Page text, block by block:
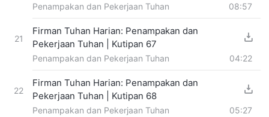
Penampakan dan Pekerjaan Tuhan 08:57
21
Firman Tuhan Harian: Penampakan dan
Pekerjaan Tuhan | Kutipan 67
Penampakan dan Pekerjaan Tuhan 04:22
22
Firman Tuhan Harian: Penampakan dan
Pekerjaan Tuhan | Kutipan 68
Penampakan dan Pekerjaan Tuhan 05:27